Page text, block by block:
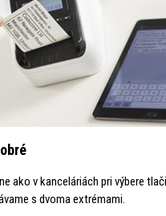
ako v kanceláriách pri výbere
s dvoma extrémami.